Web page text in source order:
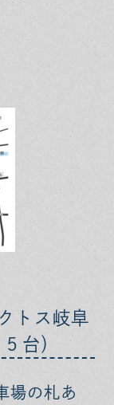
トス岐阜
台）
場の札あ